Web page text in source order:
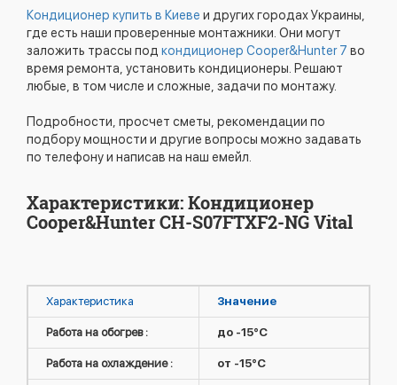
Кондиционер купить в Киеве и других городах Украины,
где есть наши проверенные монтажники. Они могут
заложить трассы под кондиционер Cooper&Hunter 7 во
время ремонта, установить кондиционеры. Решают
любые, в том числе и сложные, задачи по монтажу.
Подробности, просчет сметы, рекомендации по
подбору мощности и другие вопросы можно задавать
по телефону и написав на наш емейл.
Характеристики: Кондиционер
Cooper&Hunter CH-S07FTXF2-NG Vital
Характеристика Значение
Работа на обогрев : до -15°C
Работа на охлаждение : от -15°C